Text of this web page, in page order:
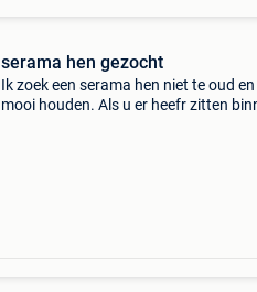
serama hen gezocht
Ik zoek een serama hen niet te oud
mooi houden. Als u er heefr zitten